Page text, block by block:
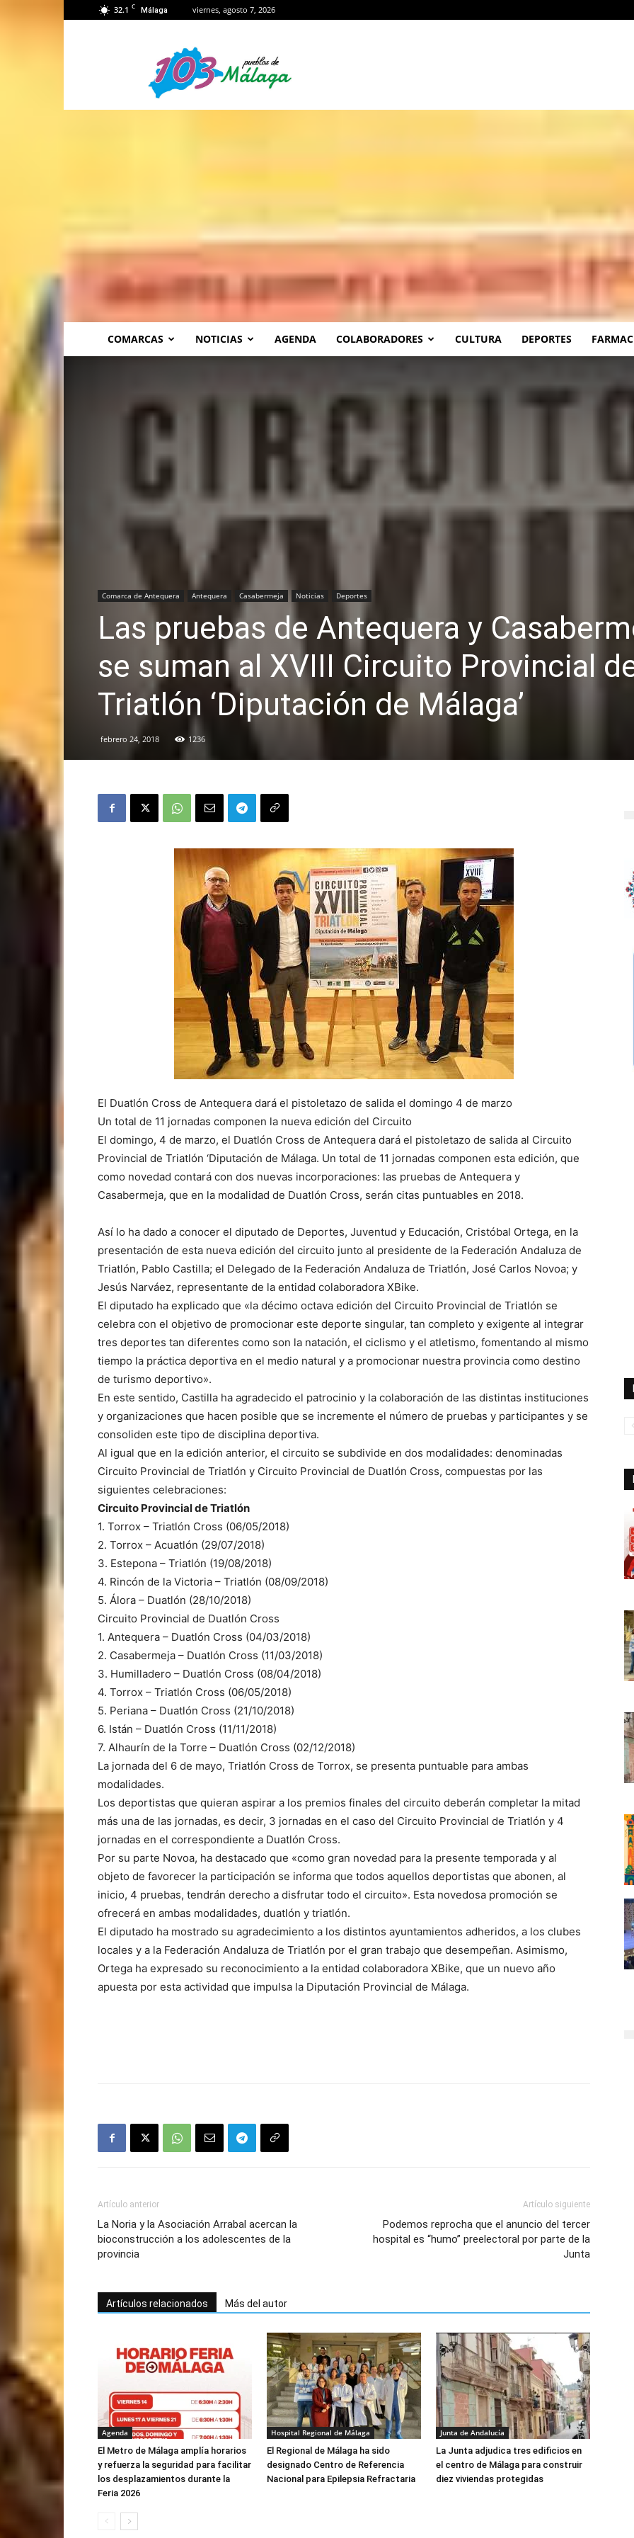
32.1 C Málaga viernes, agosto 7, 2026
Málaga
COMARCAS NOTICIAS AGENDA COLABORADORES CULTURA DEPORTES
Comarca de Antequera Antequera Casabermeja Noticias Deportes
Las pruebas de Antequera y
se suman al XVIII Circuito Provincial
Triatlón ‘Diputación de Málaga’
febrero 24, 2018 1236
El Duatlón Cross de Antequera dará el pistoletazo de salida el domingo 4 de marzo
Un total de 11 jornadas componen la nueva edición del Circuito
El domingo, 4 de marzo, el Duatlón Cross de Antequera dará el pistoletazo de salida al Circuito
Provincial de Triatlón ‘Diputación de Málaga. Un total de 11 jornadas componen esta edición, que
como novedad contará con dos nuevas incorporaciones: las pruebas de Antequera y
Casabermeja, que en la modalidad de Duatlón Cross, serán citas puntuables en 2018.
Así lo ha dado a conocer el diputado de Deportes, Juventud y Educación, Cristóbal Ortega, en la
presentación de esta nueva edición del circuito junto al presidente de la Federación Andaluza de
Triatlón, Pablo Castilla; el Delegado de la Federación Andaluza de Triatlón, José Carlos Novoa; y
Jesús Narváez, representante de la entidad colaboradora XBike.
El diputado ha explicado que «la décimo octava edición del Circuito Provincial de Triatlón se
celebra con el objetivo de promocionar este deporte singular, tan completo y exigente al integrar
tres deportes tan diferentes como son la natación, el ciclismo y el atletismo, fomentando al mismo
tiempo la práctica deportiva en el medio natural y a promocionar nuestra provincia como destino
de turismo deportivo».
En este sentido, Castilla ha agradecido el patrocinio y la colaboración de las distintas instituciones
y organizaciones que hacen posible que se incremente el número de pruebas y participantes y se
consoliden este tipo de disciplina deportiva.
Al igual que en la edición anterior, el circuito se subdivide en dos modalidades: denominadas
Circuito Provincial de Triatlón y Circuito Provincial de Duatlón Cross, compuestas por las
siguientes celebraciones:
Circuito Provincial de Triatlón
1. Torrox – Triatlón Cross (06/05/2018)
2. Torrox – Acuatlón (29/07/2018)
3. Estepona – Triatlón (19/08/2018)
4. Rincón de la Victoria – Triatlón (08/09/2018)
5. Álora – Duatlón (28/10/2018)
Circuito Provincial de Duatlón Cross
1. Antequera – Duatlón Cross (04/03/2018)
2. Casabermeja – Duatlón Cross (11/03/2018)
3. Humilladero – Duatlón Cross (08/04/2018)
4. Torrox – Triatlón Cross (06/05/2018)
5. Periana – Duatlón Cross (21/10/2018)
6. Istán – Duatlón Cross (11/11/2018)
7. Alhaurín de la Torre – Duatlón Cross (02/12/2018)
La jornada del 6 de mayo, Triatlón Cross de Torrox, se presenta puntuable para ambas
modalidades.
Los deportistas que quieran aspirar a los premios finales del circuito deberán completar la mitad
más una de las jornadas, es decir, 3 jornadas en el caso del Circuito Provincial de Triatlón y 4
jornadas en el correspondiente a Duatlón Cross.
Por su parte Novoa, ha destacado que «como gran novedad para la presente temporada y al
objeto de favorecer la participación se informa que todos aquellos deportistas que abonen, al
inicio, 4 pruebas, tendrán derecho a disfrutar todo el circuito». Esta novedosa promoción se
ofrecerá en ambas modalidades, duatlón y triatlón.
El diputado ha mostrado su agradecimiento a los distintos ayuntamientos adheridos, a los clubes
locales y a la Federación Andaluza de Triatlón por el gran trabajo que desempeñan. Asimismo,
Ortega ha expresado su reconocimiento a la entidad colaboradora XBike, que un nuevo año
apuesta por esta actividad que impulsa la Diputación Provincial de Málaga.
Artículo anterior
La Noria y la Asociación Arrabal acercan la
bioconstrucción a los adolescentes de la
provincia
Artículo siguiente
Podemos reprocha que el anuncio del tercer
hospital es “humo” preelectoral por parte de la
Junta
Artículos relacionados Más del autor
Agenda
El Metro de Málaga amplía horarios
y refuerza la seguridad para facilitar
los desplazamientos durante la
Feria 2026
Hospital Regional de Málaga
El Regional de Málaga ha sido
designado Centro de Referencia
Nacional para Epilepsia Refractaria
Junta de Andalucía
La Junta adjudica tres edificios en
el centro de Málaga para construir
diez viviendas protegidas